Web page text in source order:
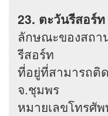
23. ตะวันรีสอร์ท
ลักษณะของสถา
รีสอร์ท
ที่อยู่ที่สามารถติ
จ.ชุมพร
หมายเลขโทรศั